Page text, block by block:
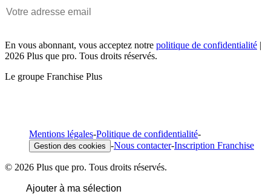
En vous abonnant, vous acceptez notre politique de confidentialité |
2026 Plus que pro. Tous droits réservés.
Le groupe Franchise Plus
Mentions légales-Politique de confidentialité-
Gestion des cookies -Nous contacter-Inscription Franchise
© 2026 Plus que pro. Tous droits réservés.
Ajouter à ma sélection